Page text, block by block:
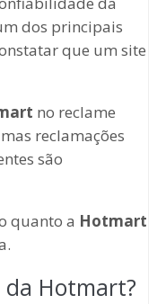
dos principais
que um site
no reclame
reclamações
são
quanto a Hotmart
da Hotmart?